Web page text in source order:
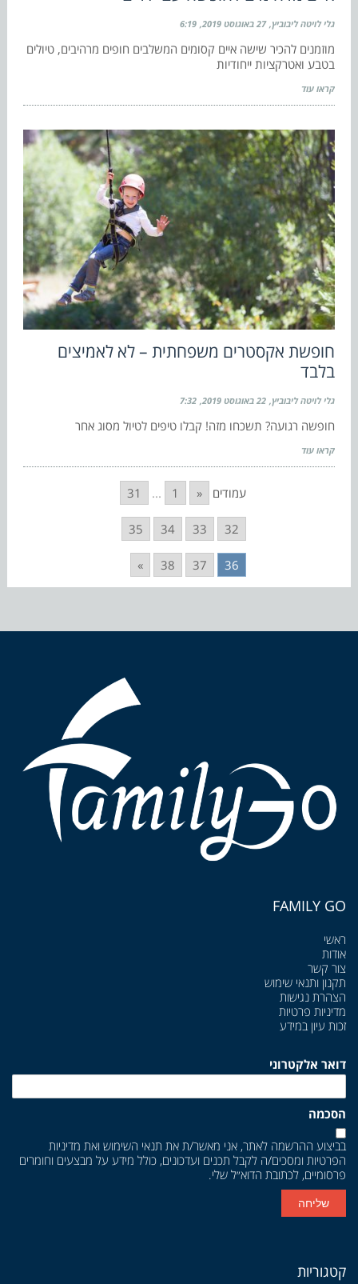
גלי לויטה ליבוביץ 27 באוגוסט 2019 6:19
מוזמנים להכיר שישה איים קסומים המשלבים חופים מרהיבים, טיולים
בטבע ואטרקציות ייחודיות
קראו עוד
חופשת אקסטרים משפחתית – לא לאמיצים
בלבד
גלי לויטה ליבוביץ 22 באוגוסט 2019 7:32
חופשה רגועה? תשכחו מזה! קבלו טיפים לטיול מסוג אחר
קראו עוד
עמודים «
1
...
31
32
33
34
35
36
37
38
»
FAMILY GO
ראשי
אודות
צור קשר
תקנון ותנאי שימוש
הצהרת נגישות
מדיניות פרטיות
זכות עיון במידע
דואר אלקטרוני
הסכמה
בביצוע ההרשמה לאתר, אני מאשר/ת את תנאי השימוש ואת מדיניות
הפרטיות ומסכים/ה לקבל תכנים ועדכונים, כולל מידע על מבצעים וחומרים
פרסומיים, לכתובת הדוא״ל שלי.
שליחה
קטגוריות